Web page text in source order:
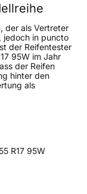
der als Vertreter
jedoch in puncto
der Reifentester
95W im Jahr
der Reifen
hinter den
als
R17 95W